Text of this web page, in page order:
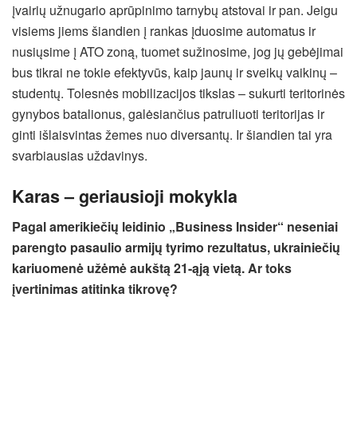
įvairių užnugario aprūpinimo tarnybų atstovai ir pan. Jeigu
visiems jiems šiandien į rankas įduosime automatus ir
nusiųsime į ATO zoną, tuomet sužinosime, jog jų gebėjimai
bus tikrai ne tokie efektyvūs, kaip jaunų ir sveikų vaikinų –
studentų. Tolesnės mobilizacijos tikslas – sukurti teritorinės
gynybos batalionus, galėsiančius patruliuoti teritorijas ir
ginti išlaisvintas žemes nuo diversantų. Ir šiandien tai yra
svarbiausias uždavinys.
Karas – geriausioji mokykla
Pagal amerikiečių leidinio „Business Insider“ neseniai
parengto pasaulio armijų tyrimo rezultatus, ukrainiečių
kariuomenė užėmė aukštą 21-ąją vietą. Ar toks
įvertinimas atitinka tikrovę?